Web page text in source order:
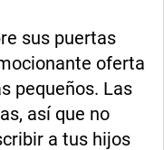
sus puertas
oferta
pequeños. Las
así que no
a tus hijos